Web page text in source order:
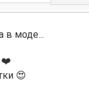
в моде...
❤️
😍